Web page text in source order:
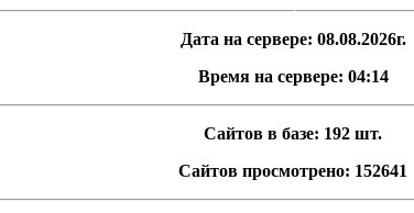
Дата на сервере: 08.08.2026г.
Время на сервере: 04:14
Сайтов в базе: 192 шт.
Сайтов просмотрено: 152641